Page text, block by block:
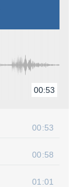
00:53
00:53
00:58
01:01